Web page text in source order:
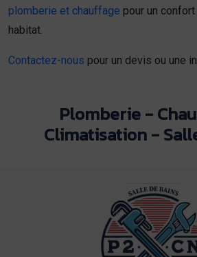
plomberie et chauffage pour un
habitat.
Contactez-nous pour un devis ou une
Plomberie -
Climatisation -